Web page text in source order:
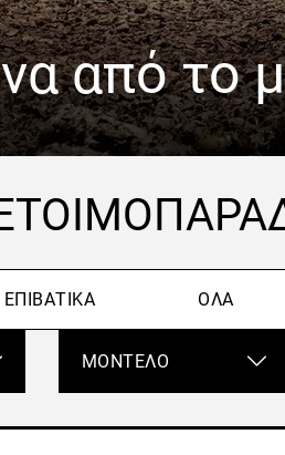
από το
ΕΠΙΒΑΤΙΚΆ ΌΛΑ